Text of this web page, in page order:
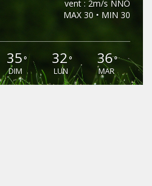
vent : 2m/s NNO
MAX 30 • MIN 30
35°
DIM
32°
LUN
36°
MAR